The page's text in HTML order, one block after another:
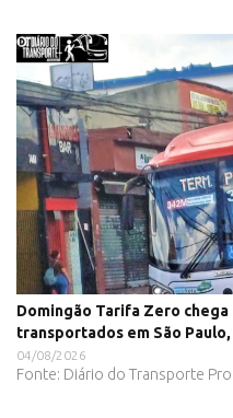
Domingão Tarifa Zero
transportados em São
04/08/2026
Fonte: Diário do Transporte